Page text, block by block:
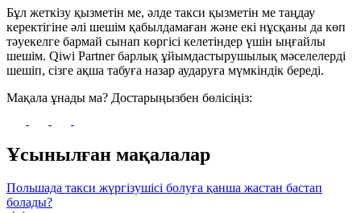
Бұл жеткізу қызметін ме, әлде такси қызметін ме таңдау
керектігіне әлі шешім қабылдамаған және екі нұсқаны да көп
тәуекелге бармай сынап көргісі келетіндер үшін ыңғайлы
шешім. Qiwi Partner барлық ұйымдастырушылық мәселелерді
шешіп, сізге ақша табуға назар аударуға мүмкіндік береді.
Мақала ұнады ма? Достарыңызбен бөлісіңіз:
Ұсынылған мақалалар
Польшада такси жүргізушісі болуға қанша жастан бастап
болады?